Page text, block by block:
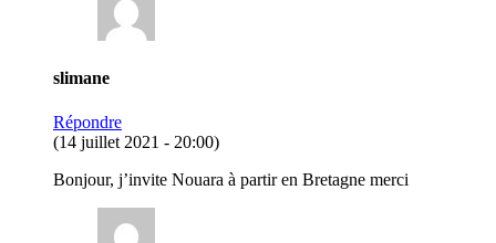
slimane
Répondre
(14 juillet 2021 - 20:00)
Bonjour, j’invite Nouara à partir en Bretagne merci